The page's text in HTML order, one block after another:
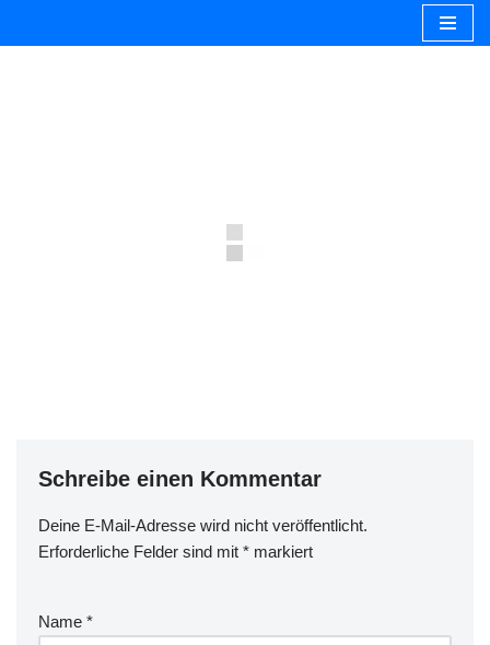
Schreibe einen Kommentar
Deine E-Mail-Adresse wird nicht veröffentlicht.
Erforderliche Felder sind mit * markiert
Name *